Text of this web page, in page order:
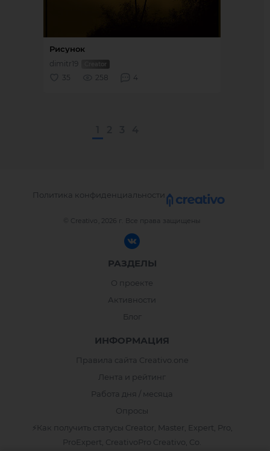
© Creativo, 2026 г. Все права защищены
Политика конфиденциальности
РАЗДЕЛЫ
О проекте
Активности
Блог
ИНФОРМАЦИЯ
Правила сайта Creativo.one
Лента и рейтинг
Работа дня / месяца
Опросы
⚡️Как получить статусы Creator, Master, Expert, Pro,
ProExpert, CreativoPro Creativo, Co.